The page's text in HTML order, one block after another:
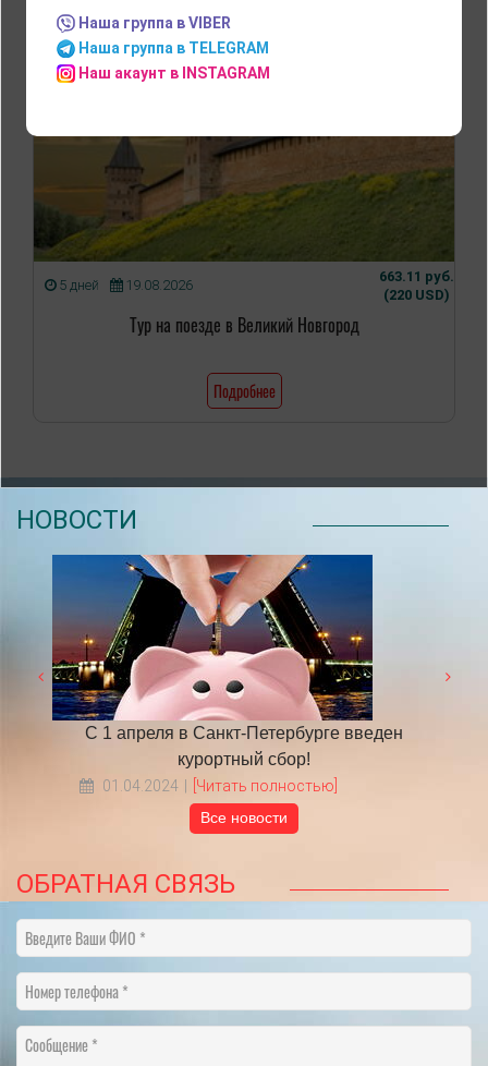
5 дней 19.08.2026
663.11 руб.
(220 USD)
Тур на поезде в Великий Новгород
Подробнее
НОВОСТИ
С 1 апреля в Санкт-Петербурге введен
курортный сбор!
01.04.2024 [Читать полностью]
Все новости
ОБРАТНАЯ СВЯЗЬ
Введите Ваши ФИО
Номер телефона
Сообщение
Наша группа в VIBER
Наша группа в TELEGRAM
Наш акаунт в INSTAGRAM